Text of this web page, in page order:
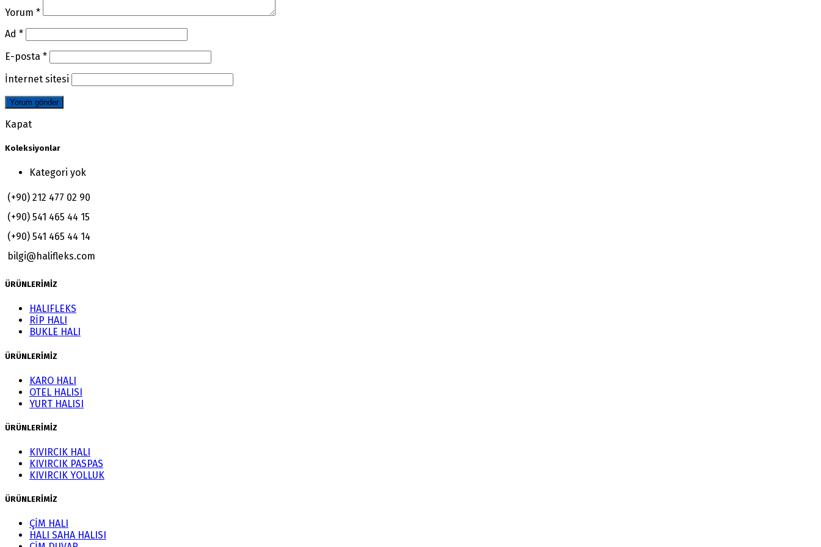
Yorum *
Ad *
E-posta *
İnternet sitesi
Kapat
Koleksiyonlar
Kategori yok
(+90) 212 477 02 90
(+90) 541 465 44 15
(+90) 541 465 44 14
bilgi@halifleks.com
ÜRÜNLERİMİZ
HALIFLEKS
RİP HALI
BUKLE HALI
ÜRÜNLERİMİZ
KARO HALI
OTEL HALISI
YURT HALISI
ÜRÜNLERİMİZ
KIVIRCIK HALI
KIVIRCIK PASPAS
KIVIRCIK YOLLUK
ÜRÜNLERİMİZ
ÇİM HALI
HALI SAHA HALISI